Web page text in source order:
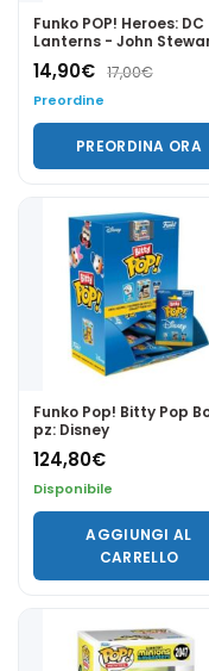
Funko POP! Heroes: DC
Lanterns - John
650
14,90€ 17,00€
Preordine
PREORDINA ORA
Funko Pop! Bitty Pop
pz: Disney
124,80€
Disponibile
AGGIUNGI AL
CARRELLO